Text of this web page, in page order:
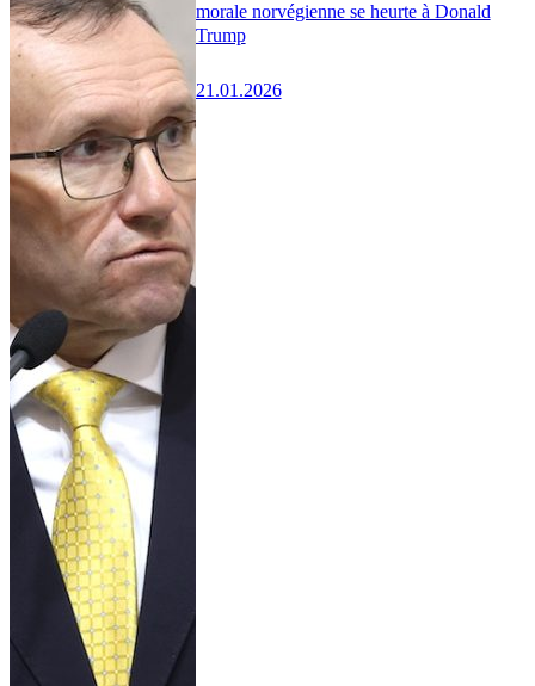
morale norvégienne se heurte à Donald
Trump
21.01.2026